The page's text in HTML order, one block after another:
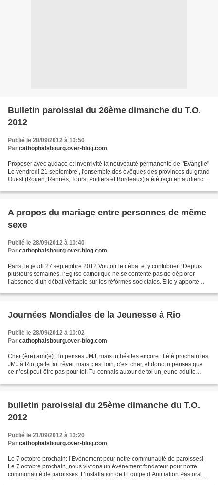
Bulletin paroissial du 26ème dimanche du T.O.
2012
Publié le 28/09/2012 à 10:50
Par cathophalsbourg.over-blog.com
Proposer avec audace et inventivité la nouveauté permanente de l'Evangile"
Le vendredi 21 septembre , l'ensemble des évêques des provinces du grand
Ouest (Rouen, Rennes, Tours, Poitiers et Bordeaux) a été reçu en audience
A propos du mariage entre personnes de même
sexe
Publié le 28/09/2012 à 10:40
Par cathophalsbourg.over-blog.com
Paris, le jeudi 27 septembre 2012 Vouloir le débat et y contribuer ! Depuis
plusieurs semaines, l’Eglise catholique ne se contente pas de déplorer
l’absence d’un débat véritable sur les réformes sociétales. Elle y apporte
Journées Mondiales de la Jeunesse à Rio
Publié le 28/09/2012 à 10:02
Par cathophalsbourg.over-blog.com
Cher (ère) ami(e), Tu penses JMJ, mais tu hésites encore : l’été prochain les
JMJ à Rio, ça te fait rêver, mais c’est loin, c’est cher, et donc tu penses que
ce n’est peut-être pas pour toi. Tu connais autour de toi un jeune adulte
bulletin paroissial du 25ème dimanche du T.O.
2012
Publié le 21/09/2012 à 10:20
Par cathophalsbourg.over-blog.com
Le 7 octobre prochain: l’Evènement pour notre communauté de paroisses!
Le 7 octobre prochain, nous vivrons un évènement fondateur pour notre
communauté de paroisses. L’installation de l’Equipe d’Animation Pastorale